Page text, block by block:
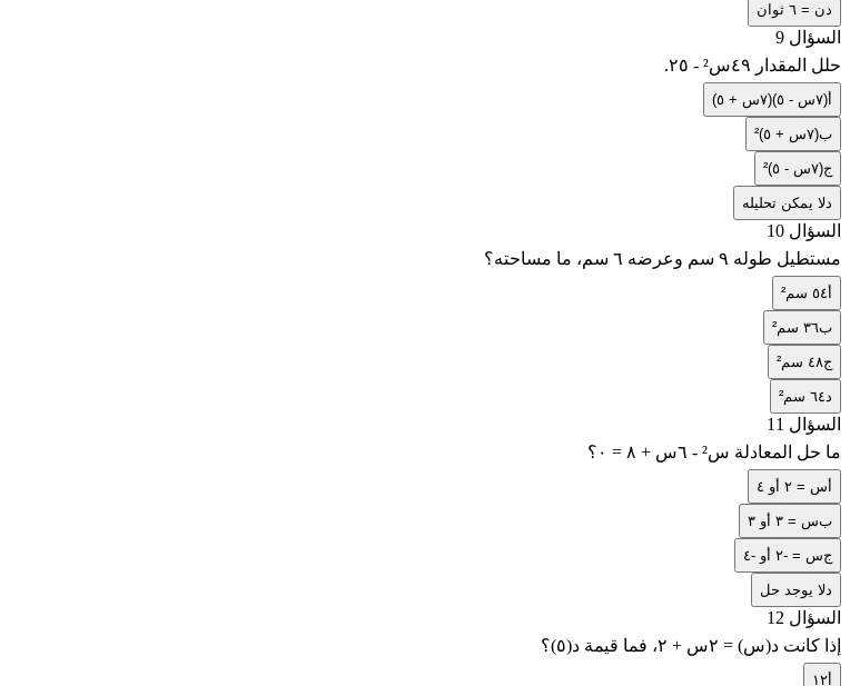
دن = ٦ ثوان
السؤال 9
حلل المقدار ٤٩س² - ٢٥.
أ(٧س - ٥)(٧س + ٥)
ب(٧س + ٥)²
ج(٧س - ٥)²
دلا يمكن تحليله
السؤال 10
مستطيل طوله ٩ سم وعرضه ٦ سم، ما مساحته؟
أ٥٤ سم²
ب٣٦ سم²
ج٤٨ سم²
د٦٤ سم²
السؤال 11
ما حل المعادلة س² - ٦س + ٨ = ٠؟
أس = ٢ أو ٤
بس = ٣ أو ٣
جس = -٢ أو -٤
دلا يوجد حل
السؤال 12
إذا كانت د(س) = ٢س + ٢، فما قيمة د(٥)؟
أ١٢